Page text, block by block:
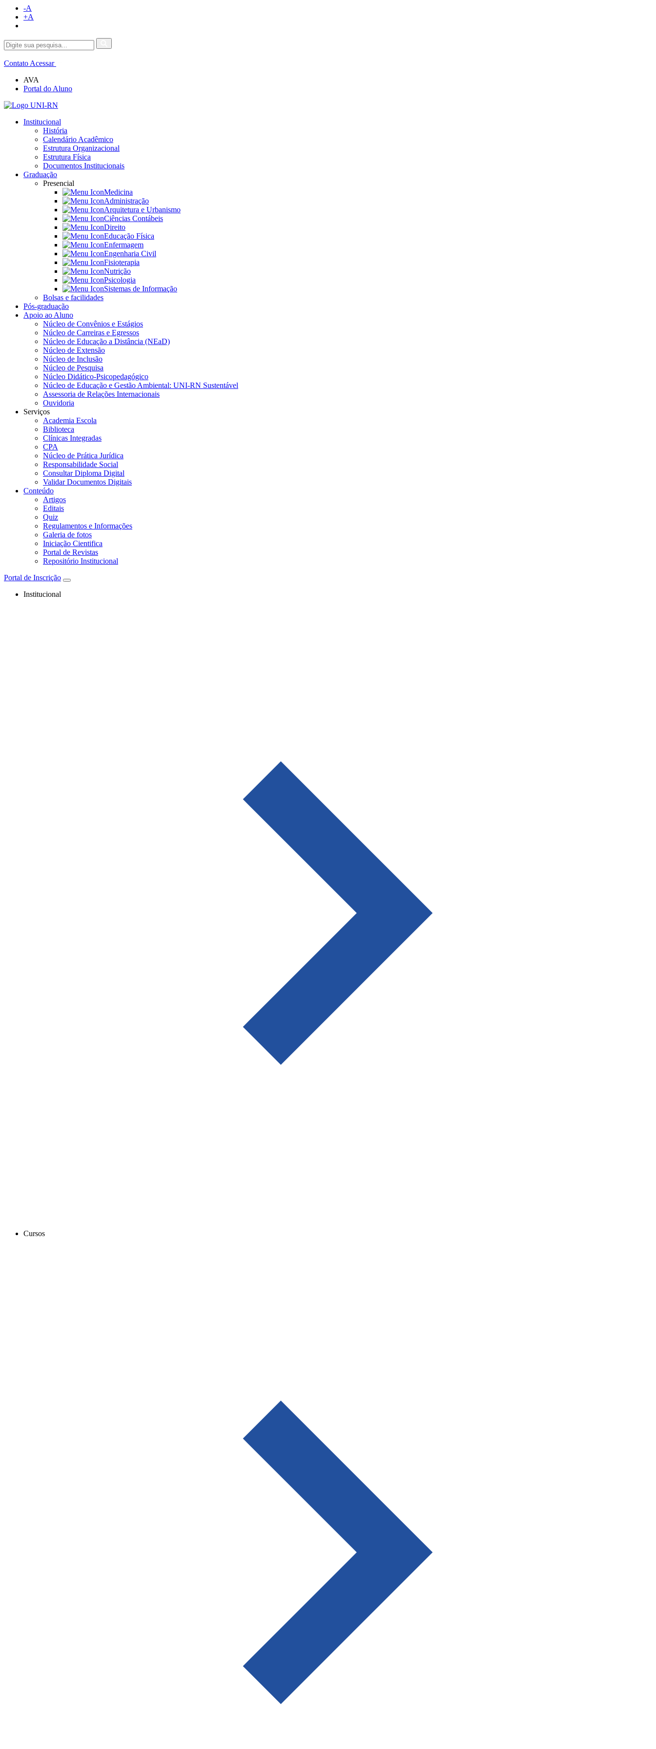
-A
+A
Contato Acessar
AVA
Portal do Aluno
Institucional
História
Calendário Acadêmico
Estrutura Organizacional
Estrutura Física
Documentos Institucionais
Graduação
Presencial
Medicina
Administração
Arquitetura e Urbanismo
Ciências Contábeis
Direito
Educação Física
Enfermagem
Engenharia Civil
Fisioterapia
Nutrição
Psicologia
Sistemas de Informação
Bolsas e facilidades
Pós-graduação
Apoio ao Aluno
Núcleo de Convênios e Estágios
Núcleo de Carreiras e Egressos
Núcleo de Educação a Distância (NEaD)
Núcleo de Extensão
Núcleo de Inclusão
Núcleo de Pesquisa
Núcleo Didático-Psicopedagógico
Núcleo de Educação e Gestão Ambiental: UNI-RN Sustentável
Assessoria de Relações Internacionais
Ouvidoria
Serviços
Academia Escola
Biblioteca
Clínicas Integradas
CPA
Núcleo de Prática Jurídica
Responsabilidade Social
Consultar Diploma Digital
Validar Documentos Digitais
Conteúdo
Artigos
Editais
Quiz
Regulamentos e Informações
Galeria de fotos
Iniciação Cientifica
Portal de Revistas
Repositório Institucional
Portal de Inscrição
Institucional
Cursos